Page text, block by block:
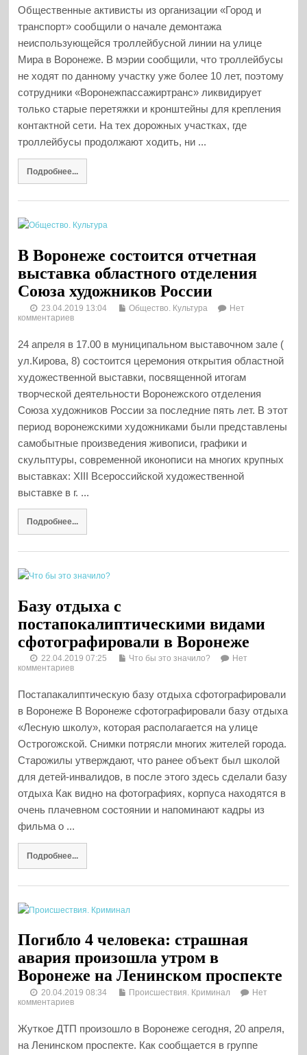
Общественные активисты из организации «Город и
транспорт» сообщили о начале демонтажа
неиспользующейся троллейбусной линии на улице
Мира в Воронеже. В мэрии сообщили, что троллейбусы
не ходят по данному участку уже более 10 лет, поэтому
сотрудники «Воронежпассажиртранс» ликвидирует
только старые перетяжки и кронштейны для крепления
контактной сети. На тех дорожных участках, где
троллейбусы продолжают ходить, ни ...
Подробнее...
В Воронеже состоится отчетная
выставка областного отделения
Союза художников России
23.04.2019 13:04 Общество. Культура
Нет
комментариев
24 апреля в 17.00 в муниципальном выставочном зале (
ул.Кирова, 8) состоится церемония открытия областной
художественной выставки, посвященной итогам
творческой деятельности Воронежского отделения
Союза художников России за последние пять лет. В этот
период воронежскими художниками были представлены
самобытные произведения живописи, графики и
скульптуры, современной иконописи на многих крупных
выставках: XIII Всероссийской художественной
выставке в г. ...
Подробнее...
Базу отдыха с
постапокалиптическими видами
сфотографировали в Воронеже
22.04.2019 07:25 Что бы это значило?
Нет
комментариев
Постапакалиптическую базу отдыха сфотографировали
в Воронеже В Воронеже сфотографировали базу отдыха
«Лесную школу», которая располагается на улице
Острогожской. Снимки потрясли многих жителей города.
Старожилы утверждают, что ранее объект был школой
для детей-инвалидов, в после этого здесь сделали базу
отдыха Как видно на фотографиях, корпуса находятся в
очень плачевном состоянии и напоминают кадры из
фильма о ...
Подробнее...
Погибло 4 человека: страшная
авария произошла утром в
Воронеже на Ленинском проспекте
20.04.2019 08:34 Происшествия. Криминал
Нет
комментариев
Жуткое ДТП произошло в Воронеже сегодня, 20 апреля,
на Ленинском проспекте. Как сообщается в группе